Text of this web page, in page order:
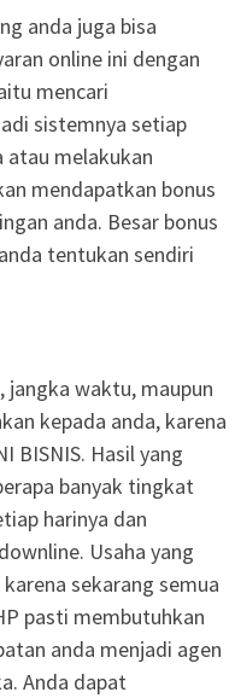
anda juga bisa
online ini dengan
mencari
sistemnya setiap
atau melakukan
mendapatkan bonus
anda. Besar bonus
tentukan sendiri
jangka waktu, maupun
kepada anda, karena
BISNIS. Hasil yang
banyak tingkat
harinya dan
Usaha yang
sekarang semua
pasti membutuhkan
anda menjadi agen
Anda dapat